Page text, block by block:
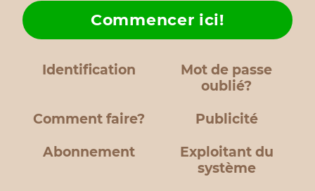
Identification
Mot de passe
oublié?
Comment faire?
Commencer ici!
Publicité
Abonnement
Exploitant du
système